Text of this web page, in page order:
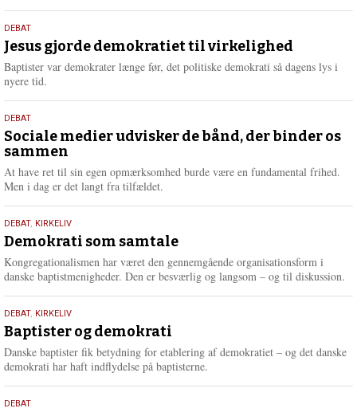
e
r
18.
maj
2026
DEBAT
Jesus gjorde demokratiet til virkelighed
Baptister var demokrater længe før, det politiske demokrati så dagens lys i
nyere tid.
18.
maj
2026
DEBAT
Sociale medier udvisker de bånd, der binder os
sammen
At have ret til sin egen opmærksomhed burde være en fundamental frihed.
Men i dag er det langt fra tilfældet.
18.
maj
2026
DEBAT, KIRKELIV
Demokrati som samtale
Kongregationalismen har været den gennemgående organisationsform i
danske baptistmenigheder. Den er besværlig og langsom – og til diskussion.
18.
maj
2026
DEBAT, KIRKELIV
Baptister og demokrati
Danske baptister fik betydning for etablering af demokratiet – og det danske
demokrati har haft indflydelse på baptisterne.
18.
DEBAT